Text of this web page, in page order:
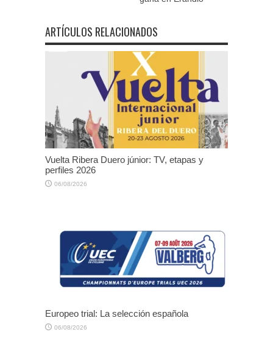
ARTÍCULOS RELACIONADOS
Vuelta Ribera Duero júnior: TV, etapas y
perfiles 2026
06/08/2026
Europeo trial: La selección española
06/08/2026